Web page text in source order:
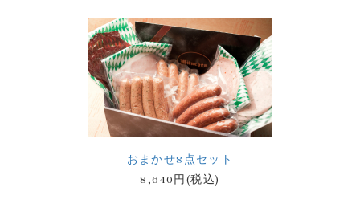
おまかせ8点セット
8,640円(税込)